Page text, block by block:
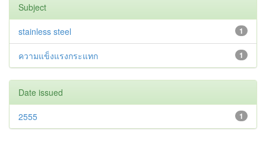
Subject
1
stainless steel
1
ความแข็งแรงกระแทก
Date issued
1
2555